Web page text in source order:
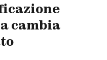
cambia